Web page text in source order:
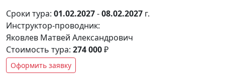
Сроки тура: 01.02.2027-08.02.2027 г.
Инструктор-проводник:
Яковлев Матвей Александрович
Стоимость тура: 274 000₽
Оформить заявку